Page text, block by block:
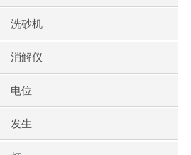
洗砂机
消解仪
电位
发生